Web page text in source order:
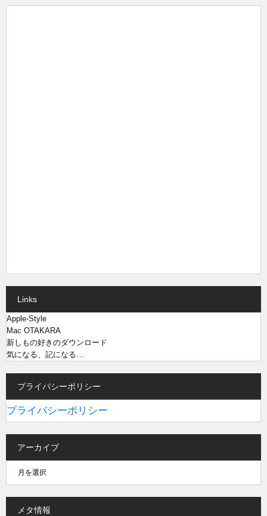
Links
Apple-Style
Mac OTAKARA
新しもの好きのダウンロード
気になる、記になる…
プライバシーポリシー
プライバシーポリシー
アーカイブ
メタ情報